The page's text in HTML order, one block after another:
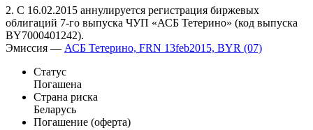
1. Исключаются с 16.02.2015 из перечня внесписочных
ценных бумаг биржевые облигации 7-го выпуска ЧУП «АСБ
Тетерино» (код выпуска BY7000401242).
облигаций 7-го выпуска ЧУП «АСБ Тетерино» (код выпуска
BY7000401242).
Эмиссия —АСБ Тетерино, FRN 13feb2015, BYR (07)
Статус